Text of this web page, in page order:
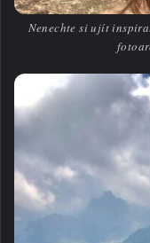
Nenechte si ujít